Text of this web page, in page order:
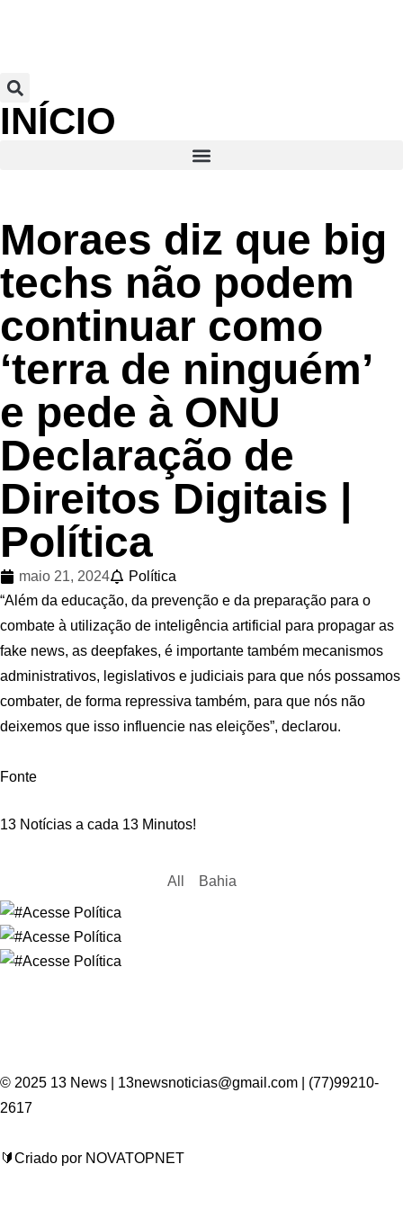
INÍCIO
Moraes diz que big
techs não podem
continuar como
‘terra de ninguém’
e pede à ONU
Declaração de
Direitos Digitais |
Política
maio 21, 2024
Política
“Além da educação, da prevenção e da preparação para o
combate à utilização de inteligência artificial para propagar as
fake news, as deepfakes, é importante também mecanismos
administrativos, legislativos e judiciais para que nós possamos
combater, de forma repressiva também, para que nós não
deixemos que isso influencie nas eleições”, declarou.
Fonte
13 Notícias a cada 13 Minutos!
All Bahia
© 2025 13 News | 13newsnoticias@gmail.com | (77)99210-
2617
🔰Criado por NOVATOPNET